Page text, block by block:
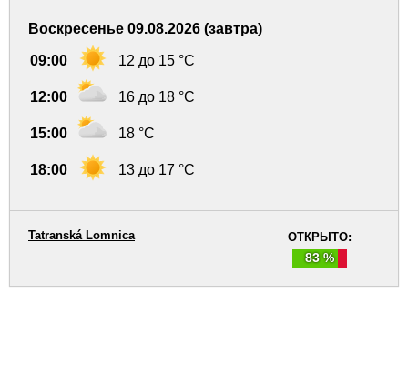
Воскресенье 09.08.2026 (завтра)
09:00 12 до 15 °C
12:00 16 до 18 °C
15:00 18 °C
18:00 13 до 17 °C
ОТКРЫТО:
83 %
Tatranská Lomnica